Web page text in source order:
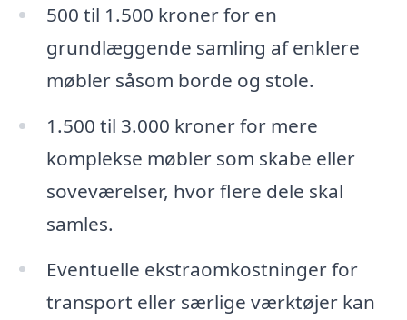
500 til 1.500 kroner for en
grundlæggende samling af enklere
møbler såsom borde og stole.
1.500 til 3.000 kroner for mere
komplekse møbler som skabe eller
soveværelser, hvor flere dele skal
samles.
Eventuelle ekstraomkostninger for
transport eller særlige værktøjer kan